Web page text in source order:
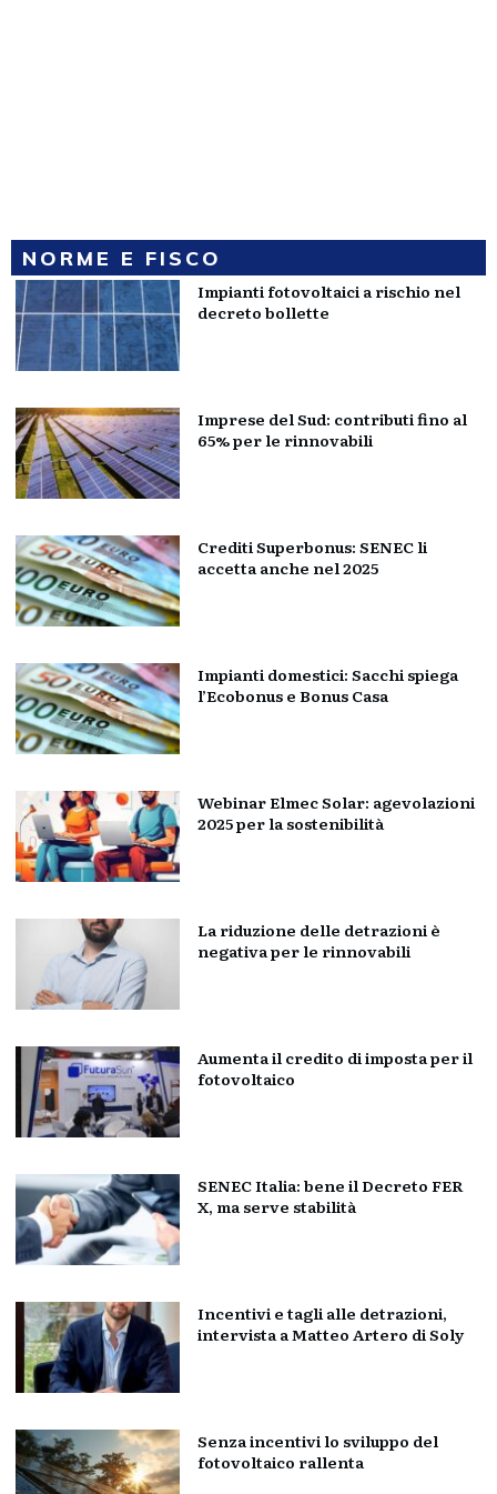
NORME E FISCO
Impianti fotovoltaici a rischio nel
decreto bollette
Imprese del Sud: contributi fino al
65% per le rinnovabili
Crediti Superbonus: SENEC li
accetta anche nel 2025
Impianti domestici: Sacchi spiega
l’Ecobonus e Bonus Casa
Webinar Elmec Solar: agevolazioni
2025 per la sostenibilità
La riduzione delle detrazioni è
negativa per le rinnovabili
Aumenta il credito di imposta per il
fotovoltaico
SENEC Italia: bene il Decreto FER
X, ma serve stabilità
Incentivi e tagli alle detrazioni,
intervista a Matteo Artero di Soly
Senza incentivi lo sviluppo del
fotovoltaico rallenta